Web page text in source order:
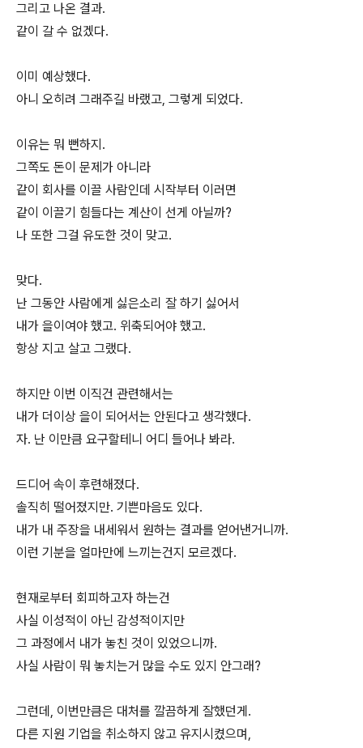
그리고 나온 결과.
같이 갈 수 없겠다.
이미 예상했다.
아니 오히려 그래주길 바랬고, 그렇게 되었다.
이유는 뭐 뻔하지.
그쪽도 돈이 문제가 아니라
같이 회사를 이끌 사람인데 시작부터 이러면
같이 이끌기 힘들다는 계산이 선게 아닐까?
나 또한 그걸 유도한 것이 맞고.
맞다.
난 그동안 사람에게 싫은소리 잘 하기 싫어서
내가 을이여야 했고. 위축되어야 했고.
항상 지고 살고 그랬다.
하지만 이번 이직건 관련해서는
내가 더이상 을이 되어서는 안된다고 생각했다.
자. 난 이만큼 요구할테니 어디 들어나 봐라.
드디어 속이 후련해졌다.
솔직히 떨어졌지만. 기쁜마음도 있다.
내가 내 주장을 내세워서 원하는 결과를 얻어낸거니까.
이런 기분을 얼마만에 느끼는건지 모르겠다.
현재로부터 회피하고자 하는건
사실 이성적이 아닌 감성적이지만
그 과정에서 내가 놓친 것이 있었으니까.
사실 사람이 뭐 놓치는거 많을 수도 있지 안그래?
그런데, 이번만큼은 대처를 깔끔하게 잘했던게.
다른 지원 기업을 취소하지 않고 유지시켰으며,